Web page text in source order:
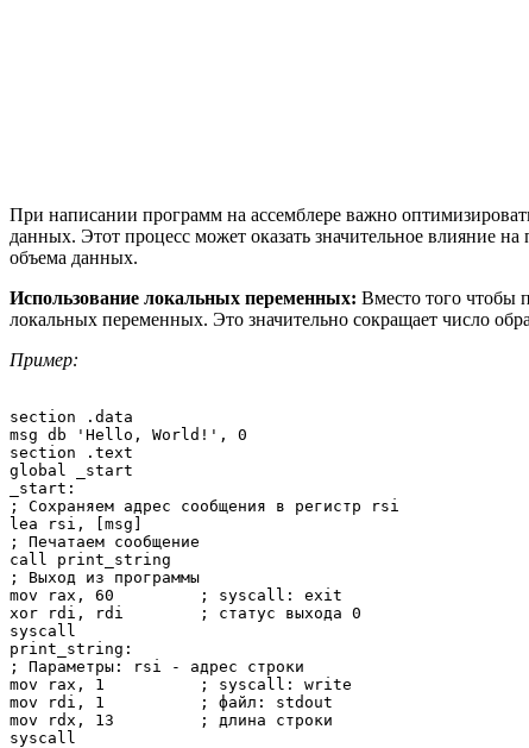
При написании программ на ассемблере важно
данных. Этот процесс может оказать значительное влияние
объема данных.
Использование локальных переменных: Вместо того чтобы
локальных переменных. Это значительно сокращает число
Пример:
section .data
msg db 'Hello, World!', 0
section .text
global _start
_start:
; Сохраняем адрес сообщения в регистр rsi
lea rsi, [msg]
; Печатаем сообщение
call print_string
; Выход из программы
mov rax, 60         ; syscall: exit
xor rdi, rdi        ; статус выхода 0
syscall
print_string:
; Параметры: rsi - адрес строки
mov rax, 1          ; syscall: write
mov rdi, 1          ; файл: stdout
mov rdx, 13         ; длина строки
syscall